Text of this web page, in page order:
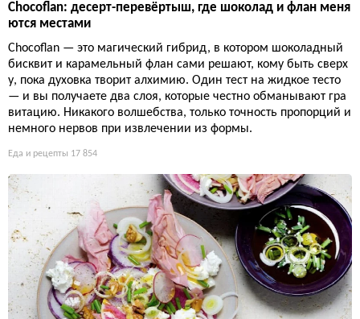
Chocoflan: десерт-перевёртыш, где шоколад и флан меня
ются местами
Chocoflan — это магический гибрид, в котором шоколадный
бисквит и карамельный флан сами решают, кому быть сверх
у, пока духовка творит алхимию. Один тест на жидкое тесто
— и вы получаете два слоя, которые честно обманывают гра
витацию. Никакого волшебства, только точность пропорций и
немного нервов при извлечении из формы.
Еда и рецепты 17 854